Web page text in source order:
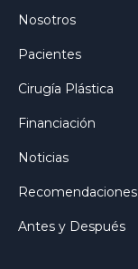
Nosotros
Pacientes
Cirugía Plástica
Financiación
Noticias
Recomendaciones
Antes y Después